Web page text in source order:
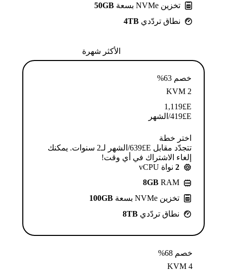
تخزين NVMe بسعة
50GB
نطاق تردّدي 4TB
الأكثر شهرة
خصم 63%
KVM 2
E£
1,119
E£
419/الشهر
اختر خطة
تتجدّد مقابل E£⁦639⁩/الشهر لـ2 سنوات. يمكنك
إلغاء الاشتراك في أي وقت!
2 نواة vCPU
8GB RAM
تخزين NVMe بسعة
100GB
نطاق تردّدي 8TB
خصم 68%
KVM 4